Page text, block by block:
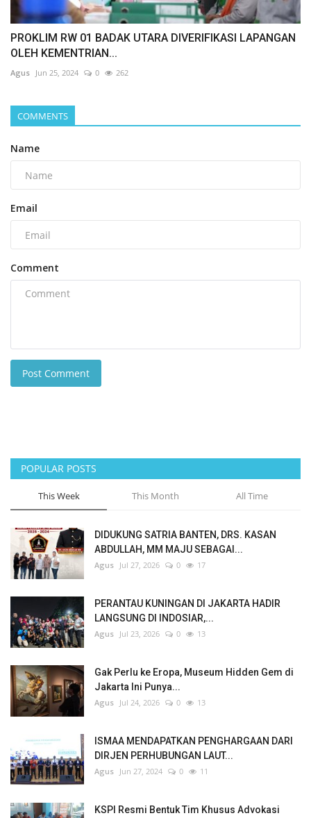
PROKLIM RW 01 BADAK UTARA DIVERIFIKASI LAPANGAN
OLEH KEMENTRIAN...
Agus Jun 25, 2024 0 262
COMMENTS
Name
Email
Comment
Post Comment
POPULAR POSTS
This Week This Month All Time
DIDUKUNG SATRIA BANTEN, DRS. KASAN
ABDULLAH, MM MAJU SEBAGAI...
Agus Jul 27, 2026 0 17
PERANTAU KUNINGAN DI JAKARTA HADIR
LANGSUNG DI INDOSIAR,...
Agus Jul 23, 2026 0 13
Gak Perlu ke Eropa, Museum Hidden Gem di
Jakarta Ini Punya...
Agus Jul 24, 2026 0 13
ISMAA MENDAPATKAN PENGHARGAAN DARI
DIRJEN PERHUBUNGAN LAUT...
Agus Jun 27, 2024 0 11
KSPI Resmi Bentuk Tim Khusus Advokasi